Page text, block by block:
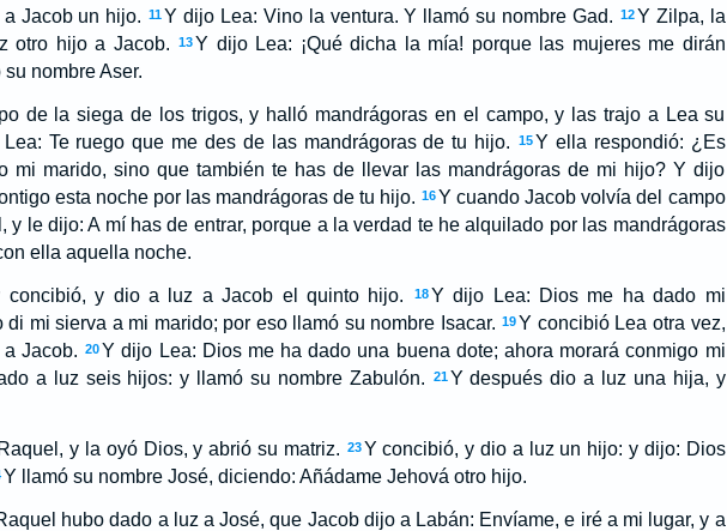
Jacob un hijo.
11Y dijo Lea: Vino la ventura. Y llamó su nombre Gad. 12Y Zilpa, la
otro hijo a Jacob.
13Y dijo Lea: ¡Qué dicha la mía! porque las mujeres me dirán
nombre Aser.
de la siega de los trigos, y halló mandrágoras en el campo, y las trajo a Lea su
Te ruego que me des de las mandrágoras de tu hijo.
15Y ella respondió: ¿Es
mi marido, sino que también te has de llevar las mandrágoras de mi hijo? Y dijo
esta noche por las mandrágoras de tu hijo. 16Y cuando Jacob volvía del campo
y le dijo: A mí has de entrar, porque a la verdad te he alquilado por las mandrágoras
ella aquella noche.
y dio a luz a Jacob el quinto hijo. 18Y dijo Lea: Dios me ha dado mi
di mi sierva a mi marido; por eso llamó su nombre Isacar. 19 Y concibió Lea otra vez,
Jacob. 20Y dijo Lea: Dios me ha dado una buena dote; ahora morará conmigo mi
a luz seis hijos: y llamó su nombre Zabulón.
21 Y después dio a luz una hija, y
y la oyó Dios, y abrió su matriz. 23 Y concibió, y dio a luz un hijo: y dijo: Dios
Y llamó su nombre José, diciendo: Añádame Jehová otro hijo.
hubo dado a luz a José, que Jacob dijo a Labán: Envíame, e iré a mi lugar, y a